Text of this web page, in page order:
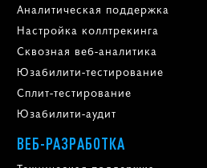
Аналитическая поддержка
Настройка коллтрекинга
Сквозная веб-аналитика
Юзабилити-тестирование
Сплит-тестирование
Юзабилити-аудит
ВЕБ-РАЗРАБОТКА